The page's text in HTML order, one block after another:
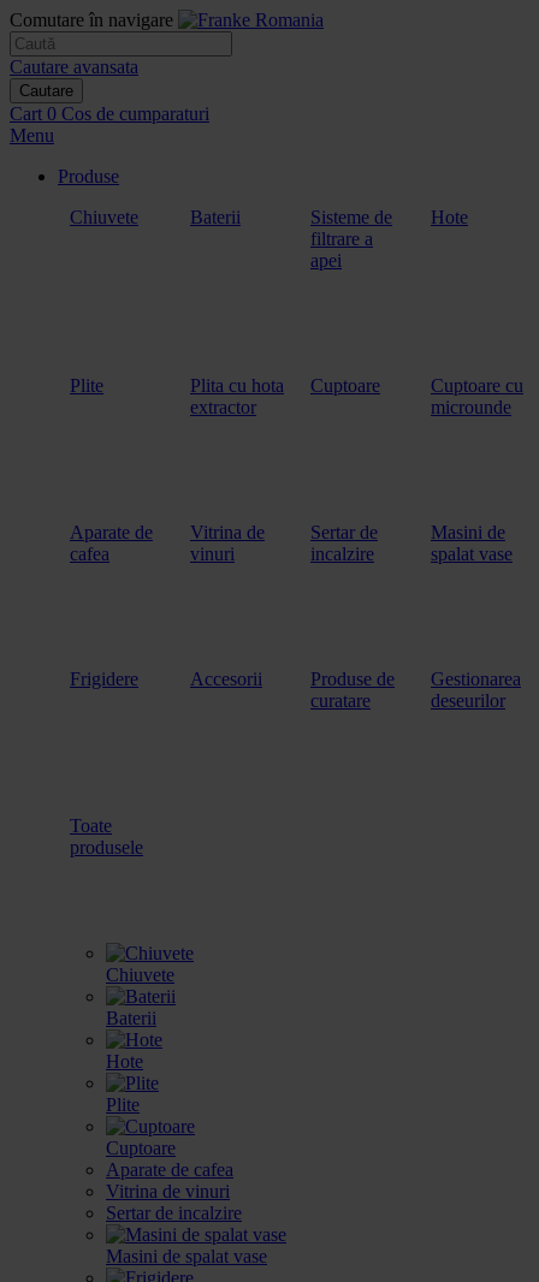
Comutare în navigare
Cautare avansata
Cautare
Cart 0 Cos de cumparaturi
Menu
Produse
Chiuvete
Baterii
Sisteme de
filtrare a
apei
Hote
Plite
Plita cu hota
extractor
Cuptoare
Cuptoare cu
microunde
Aparate de
cafea
Vitrina de
vinuri
Sertar de
incalzire
Masini de
spalat vase
Frigidere Accesorii
Produse de
curatare
Gestionarea
deseurilor
Toate
produsele
Chiuvete
Baterii
Hote
Plite
Cuptoare
Aparate de cafea
Vitrina de vinuri
Sertar de incalzire
Masini de spalat vase